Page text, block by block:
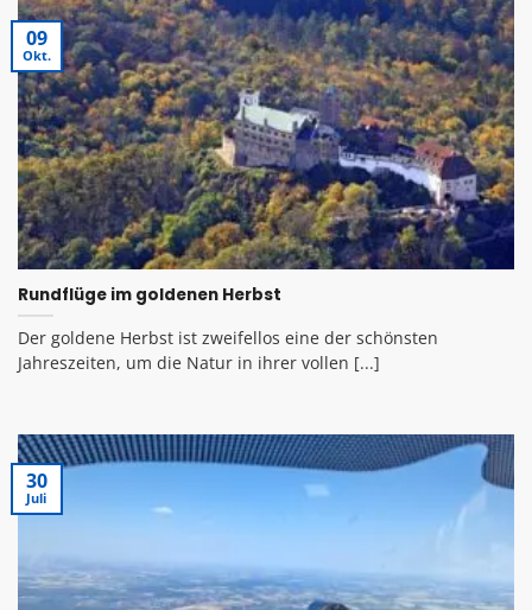
Rundflüge im goldenen Herbst
Der goldene Herbst ist zweifellos eine der schönsten
Jahreszeiten, um die Natur in ihrer vollen [...]
09
Okt.
30
Juli